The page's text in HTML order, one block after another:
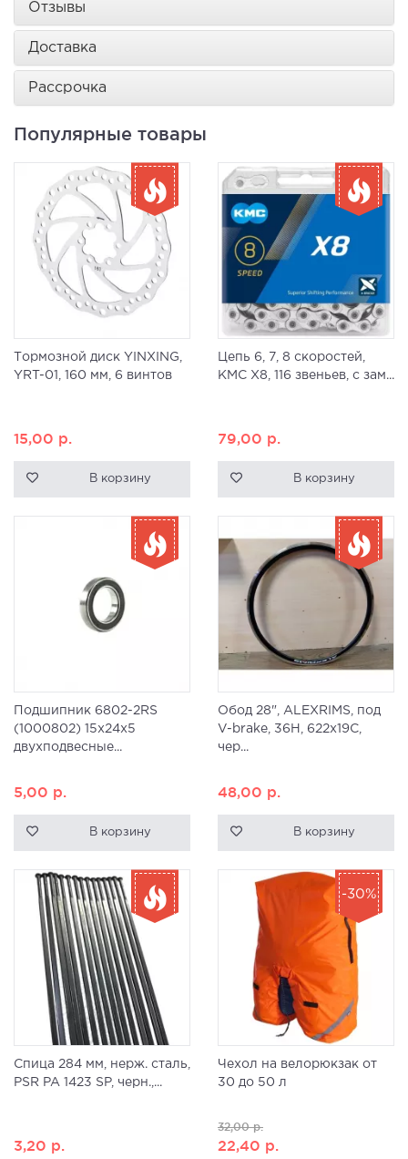
Отзывы
Доставка
Рассрочка
Популярные товары
Тормозной диск YINXING,
YRT-01, 160 мм, 6 винтов
15,00 р.
В корзину
Цепь 6, 7, 8 скоростей,
KMC X8, 116 звеньев, с зам...
79,00 р.
В корзину
Подшипник 6802-2RS
(1000802) 15x24x5
двухподвесные...
5,00 р.
В корзину
Обод 28", ALEXRIMS, под
V-brake, 36H, 622x19С,
чер...
48,00 р.
В корзину
Спица 284 мм, нерж. сталь,
PSR PA 1423 SP, черн.,...
3,20 р.
Чехол на велорюкзак от
30 до 50 л
32,00р.
22,40 р.
-30%